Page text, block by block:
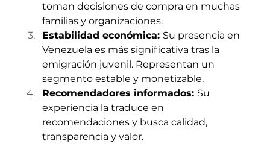
toman decisiones de compra en muchas
familias y organizaciones.
Estabilidad económica: Su presencia en
Venezuela es más significativa tras la
emigración juvenil. Representan un
segmento estable y monetizable.
Recomendadores informados: Su
experiencia la traduce en
recomendaciones y busca calidad,
transparencia y valor.